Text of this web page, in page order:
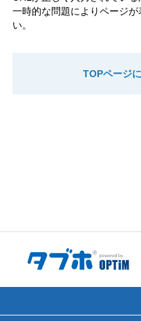
一時的な問題によりページ
い。
TOPページ